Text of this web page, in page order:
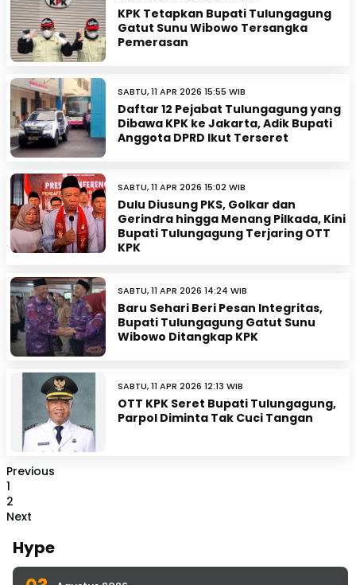
KPK Tetapkan Bupati Tulungagung
Gatut Sunu Wibowo Tersangka
Pemerasan
SABTU, 11 APR 2026 15:55 WIB
Daftar 12 Pejabat Tulungagung yang
Dibawa KPK ke Jakarta, Adik Bupati
Anggota DPRD Ikut Terseret
SABTU, 11 APR 2026 15:02 WIB
Dulu Diusung PKS, Golkar dan
Gerindra hingga Menang Pilkada, Kini
Bupati Tulungagung Terjaring OTT
KPK
SABTU, 11 APR 2026 14:24 WIB
Baru Sehari Beri Pesan Integritas,
Bupati Tulungagung Gatut Sunu
Wibowo Ditangkap KPK
SABTU, 11 APR 2026 12:13 WIB
OTT KPK Seret Bupati Tulungagung,
Parpol Diminta Tak Cuci Tangan
Previous
1
2
Next
Hype